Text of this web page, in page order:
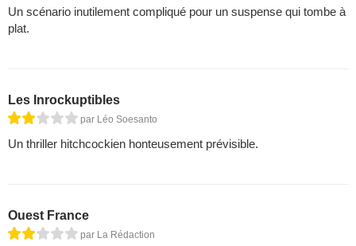
Un scénario inutilement compliqué pour un suspense qui tombe à
plat.
Les Inrockuptibles
par Léo Soesanto
Un thriller hitchcockien honteusement prévisible.
Ouest France
par La Rédaction